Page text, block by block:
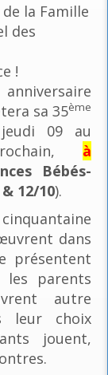
la Famille
des
!
sa 35ème
09 au
à
Bébés-
12/10).
dans
présentent
parents
autre
leur choix
jouent,